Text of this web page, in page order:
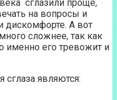
сглазили проще,
на вопросы и
дискомфорте. А вот
сложнее, так как
именно его тревожит и
являются: